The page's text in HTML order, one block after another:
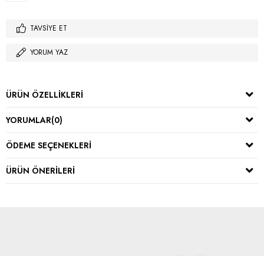
TAVSIYE ET
YORUM YAZ
ÜRÜN ÖZELLIKLERI
YORUMLAR(0)
ÖDEME SEÇENEKLERI
ÜRÜN ÖNERILERI